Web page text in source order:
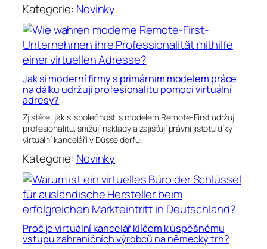
Kategorie: Novinky
Jak si moderní firmy s primárním modelem práce
na dálku udržují profesionalitu pomocí virtuální
adresy?
Zjistěte, jak si společnosti s modelem Remote-First udržují
profesionalitu, snižují náklady a zajišťují právní jistotu díky
virtuální kanceláři v Düsseldorfu.
Kategorie: Novinky
Proč je virtuální kancelář klíčem k úspěšnému
vstupu zahraničních výrobců na německý trh?